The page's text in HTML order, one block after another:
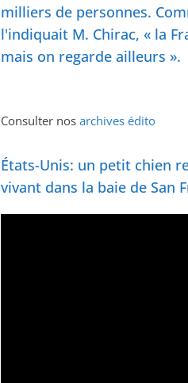
milliers de personnes.
l'indiquait M. Chirac, « la
mais on regarde ailleurs ».
Consulter nos archives édito
États-Unis: un petit chien
vivant dans la baie de San